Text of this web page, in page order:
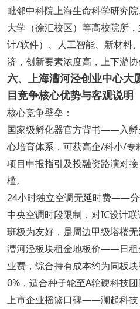
毗邻中科院上海生命科学研究
大学（徐汇校区）等高校院所
计/软件）、人工智能、新材料
济，创新要素浓度高，上下游协
六、上海漕河泾创业中心大
目竞争核心优势与客观说明
核心竞争壁垒：
国家级孵化器官方背书——入孵
心培育体系，可获高企/科小/专
项目申报指引及投融资路演对
槛。
24小时独立空调无延时费——
中央空调时段限制，对IC设计
班极为友好，是周边甲级塔楼无
漕河泾板块租金地板价——日租
业费，综合持有成本约为同板
0%，适合种子轮至A轮硬科技团
上市企业摇篮口碑——澜起科技